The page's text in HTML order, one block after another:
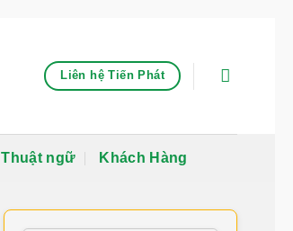
Liên hệ Tiến Phát
Thuật ngữ Khách Hàng